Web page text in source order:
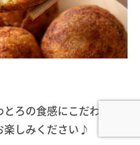
ろの食感にこだわった
楽しみください♪